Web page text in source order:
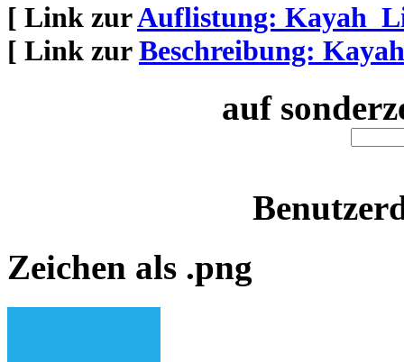
[ Link zurAuflistung:
[ Link zurBeschreibung:
auf
Zeichen als .png